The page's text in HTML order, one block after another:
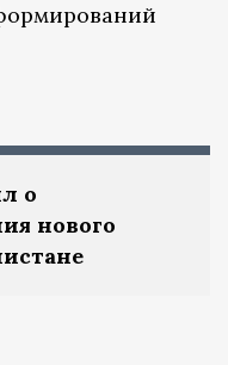
о
нового